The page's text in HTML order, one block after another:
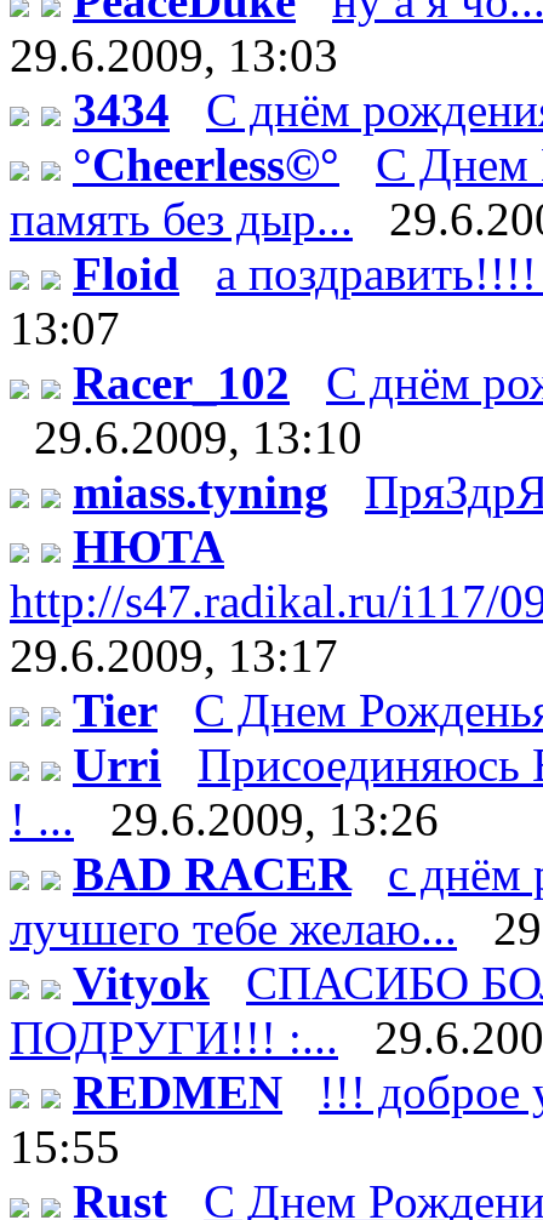
29.6.2009, 13:03
3434
С днём
°Cheerless©°
C Днем
память без дыр...
Floid
а
13:07
Racer_102
С днём
29.6.2009, 13:10
miass.tyning
НЮТА
http://s47.radikal.ru/i117/
29.6.2009, 13:17
Tier
С Днем
Urri
Присоединяюсь
! ...
29.6.2009, 13:26
BAD RACER
с днём
лучшего тебе желаю...
Vityok
СПАСИБО
ПОДРУГИ!!! :...
REDMEN
!!! доброе
15:55
Rust
С Днем